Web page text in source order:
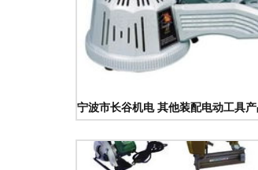
宁波市长谷机电 其他装配电动工具